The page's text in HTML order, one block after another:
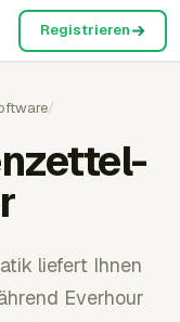
Registrieren
/
liefert Ihnen
Everhour